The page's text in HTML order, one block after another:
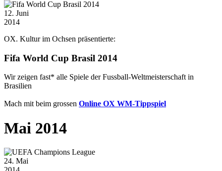
12. Juni
2014
OX. Kultur im Ochsen präsentierte:
Fifa World Cup Brasil 2014
Wir zeigen fast* alle Spiele der Fussball-Weltmeisterschaft in
Brasilien
Mach mit beim grossen Online OX WM-Tippspiel
Mai 2014
24. Mai